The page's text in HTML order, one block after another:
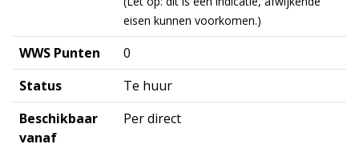
eisen kunnen voorkomen.)
WWS Punten
0
Status
Te huur
Beschikbaar
vanaf
Per direct